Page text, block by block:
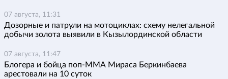
07 августа, 11:31
Дозорные и патрули на мотоциклах: схему нелегальной
добычи золота выявили в Кызылординской области
07 августа, 11:47
Блогера и бойца поп-ММА Мираса Беркинбаева
арестовали на 10 суток